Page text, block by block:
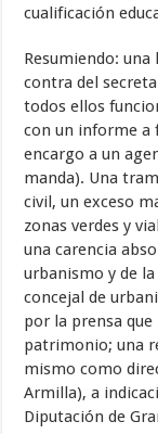
cualificación
Resumiendo:
contra del
todos ellos
con un informe a
encargo a un
manda). Una
civil, un exceso
zonas verdes y
una carencia
urbanismo y de
concejal de
por la prensa
patrimonio; una
mismo como
Armilla), a
Diputación de